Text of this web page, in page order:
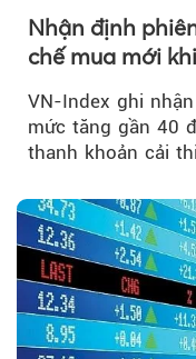
Nhận định
chế mua mới
VN-Index ghi
mức tăng gần 40
thanh khoản cải